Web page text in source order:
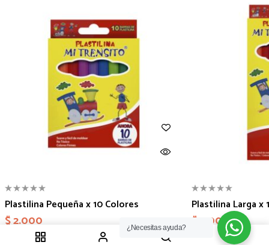
1
Plastilina Pequeña x 10 Colores
$2.000
Plastilina Larga x
$ 3.000
¿Necesitas ayuda?